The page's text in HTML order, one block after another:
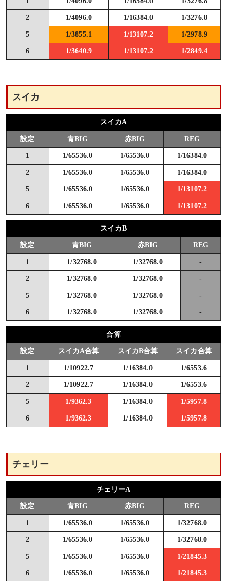
2 1/4096.0 1/16384.0 1/3276.8
5 1/3855.1 1/13107.2 1/2978.9
6 1/3640.9 1/13107.2 1/2849.4
スイカ
スイカA
設定 青BIG 赤BIG REG
1 1/65536.0 1/65536.0 1/16384.0
2 1/65536.0 1/65536.0 1/16384.0
5 1/65536.0 1/65536.0 1/13107.2
6 1/65536.0 1/65536.0 1/13107.2
スイカB
設定 青BIG 赤BIG REG
1 1/32768.0 1/32768.0 -
2 1/32768.0 1/32768.0 -
5 1/32768.0 1/32768.0 -
6 1/32768.0 1/32768.0 -
合算
設定 スイカA合算 スイカB合算 スイカ合算
1 1/10922.7 1/16384.0 1/6553.6
2 1/10922.7 1/16384.0 1/6553.6
5 1/9362.3 1/16384.0 1/5957.8
6 1/9362.3 1/16384.0 1/5957.8
チェリー
チェリーA
設定 青BIG 赤BIG REG
1 1/65536.0 1/65536.0 1/32768.0
2 1/65536.0 1/65536.0 1/32768.0
5 1/65536.0 1/65536.0 1/21845.3
6 1/65536.0 1/65536.0 1/21845.3